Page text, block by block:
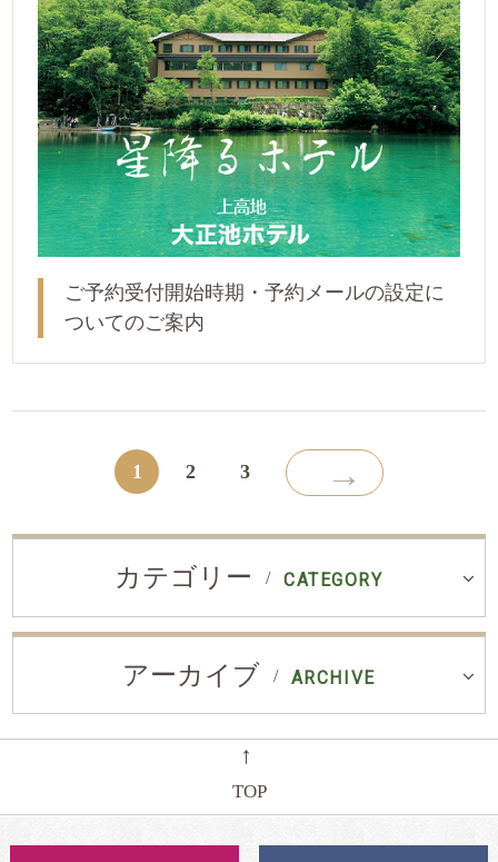
ご予約受付開始時期・予約メールの設定に
ついてのご案内
1 2 3 →
カテゴリー CATEGORY
アーカイブ ARCHIVE
←
TOP